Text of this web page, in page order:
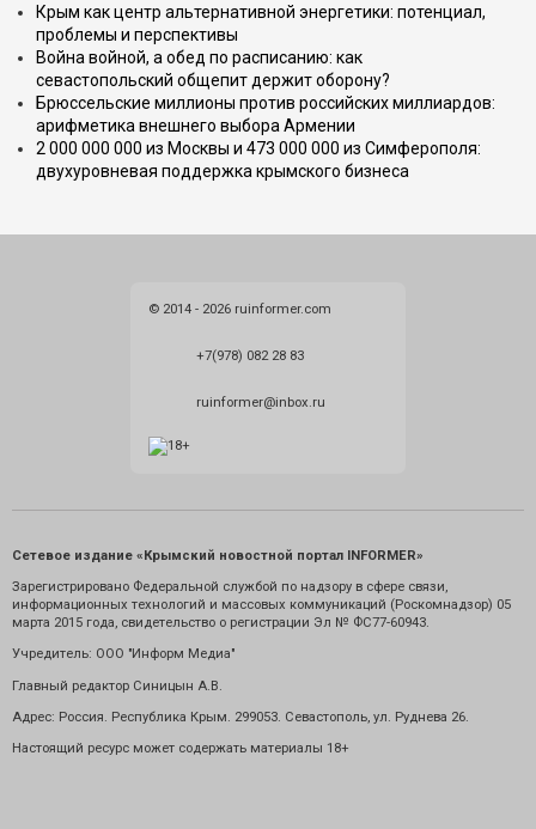
Крым как центр альтернативной энергетики: потенциал,
проблемы и перспективы
Война войной, а обед по расписанию: как
севастопольский общепит держит оборону?
Брюссельские миллионы против российских миллиардов:
арифметика внешнего выбора Армении
2 000 000 000 из Москвы и 473 000 000 из Симферополя:
двухуровневая поддержка крымского бизнеса
© 2014 - 2026 ruinformer.com
+7(978) 082 28 83
ruinformer@inbox.ru
Сетевое издание «Крымский новостной портал INFORMER»
Зарегистрировано Федеральной службой по надзору в сфере связи,
информационных технологий и массовых коммуникаций (Роскомнадзор) 05
марта 2015 года, свидетельство о регистрации Эл № ФС77-60943.
Учредитель: ООО "Информ Медиа"
Главный редактор Синицын А.В.
Адрес: Россия. Республика Крым. 299053. Севастополь, ул. Руднева 26.
Настоящий ресурс может содержать материалы 18+